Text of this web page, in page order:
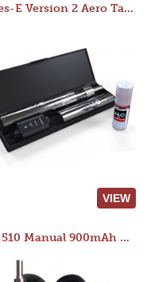
Series-E Version 2 Aero Tank Starter Kit
VIEW
JAC 510 Manual 900mAh Starter Kit